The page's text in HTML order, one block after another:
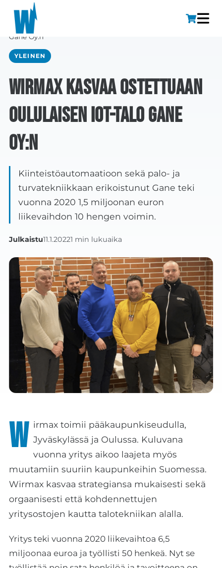
Etusivu
Wirmax kasvaa ostettuaan Oululaisen IOT-talo
Gane Oy:n
YLEINEN
Wirmax kasvaa ostettuaan
Oululaisen IOT-talo Gane
Oy:n
Kiinteistöautomaatioon sekä palo- ja
turvatekniikkaan erikoistunut Gane teki
vuonna 2020 1,5 miljoonan euron
liikevaihdon 10 hengen voimin.
Julkaistu11.1.20221 min lukuaika
W irmax toimii pääkaupunkiseudulla,
Jyväskylässä ja Oulussa. Kuluvana
vuonna yritys aikoo laajeta myös
muutamiin suuriin kaupunkeihin Suomessa.
Wirmax kasvaa strategiansa mukaisesti sekä
orgaanisesti että kohdennettujen
yritysostojen kautta talotekniikan alalla.
Yritys teki vuonna 2020 liikevaihtoa 6,5
miljoonaa euroa ja työllisti 50 henkeä. Nyt se